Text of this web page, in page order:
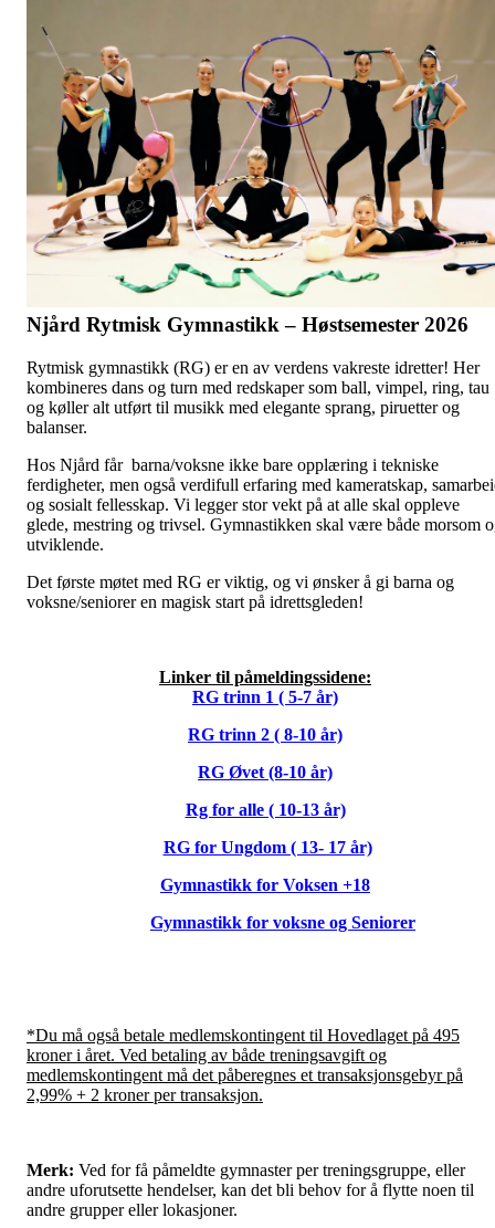
Njård Rytmisk Gymnastikk – Høstsemester 2026
Rytmisk gymnastikk (RG) er en av verdens vakreste idretter! Her
kombineres dans og turn med redskaper som ball, vimpel, ring, tau
og køller alt utført til musikk med elegante sprang, piruetter og
balanser.
Hos Njård får barna/voksne ikke bare opplæring i tekniske
ferdigheter, men også verdifull erfaring med kameratskap,
og sosialt fellesskap. Vi legger stor vekt på at alle skal oppleve
glede, mestring og trivsel. Gymnastikken skal være både morsom
utviklende.
Det første møtet med RG er viktig, og vi ønsker å gi barna og
voksne/seniorer en magisk start på idrettsgleden!
Linker til påmeldingssidene:
RG trinn 1 ( 5-7 år)
RG trinn 2 ( 8-10 år)
RG Øvet (8-10 år)
Rg for alle ( 10-13 år)
RG for Ungdom ( 13- 17 år)
Gymnastikk for Voksen +18
Gymnastikk for voksne og Seniorer
*Du må også betale medlemskontingent til Hovedlaget på 495
kroner i året. Ved betaling av både treningsavgift og
medlemskontingent må det påberegnes et transaksjonsgebyr på
2,99% + 2 kroner per transaksjon.
Merk: Ved for få påmeldte gymnaster per treningsgruppe, eller
andre uforutsette hendelser, kan det bli behov for å flytte noen til
andre grupper eller lokasjoner.